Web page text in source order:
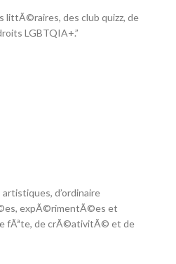
littÃ©raires, des club quizz, de
LGBTQIA+.”
d’ordinaire
expÃ©rimentÃ©es et
fÃªte, de crÃ©ativitÃ© et de